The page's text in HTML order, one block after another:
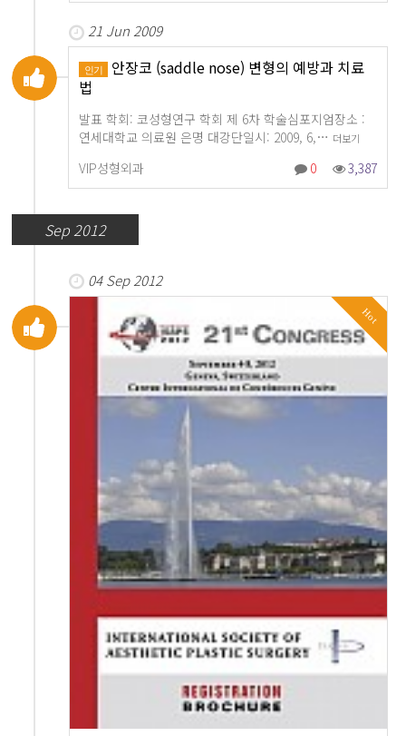
21 Jun 2009
인기 안장코 (saddle nose) 변형의 예방과 치료
법
발표 학회: 코성형연구 학회 제 6차 학술심포지엄장소 :
연세대학교 의료원 은명 대강단일시: 2009, 6,… 더보기
VIP성형외과 0 3,387
Sep 2012
04 Sep 2012
Hot